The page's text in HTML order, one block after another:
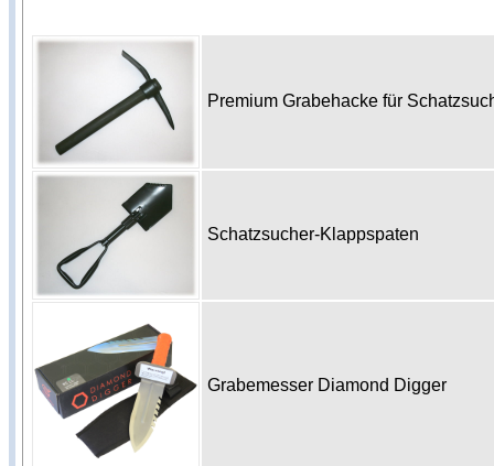
Premium Grabehacke für
Schatzsucher-Klappspaten
Grabemesser Diamond Digger